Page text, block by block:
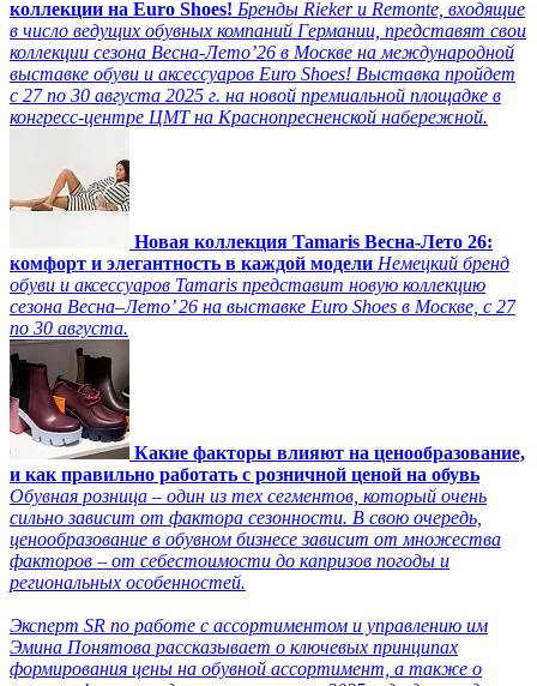
коллекции на Euro Shoes! Бренды Rieker и Remonte, входящие
в число ведущих обувных компаний Германии, представят свои
коллекции сезона Весна-Лето’26 в Москве на международной
выставке обуви и аксессуаров Euro Shoes! Выставка пройдет
c 27 по 30 августа 2025 г. на новой премиальной площадке в
конгресс-центре ЦМТ на Краснопресненской набережной.
Новая коллекция Tamaris Весна-Лето 26:
комфорт и элегантность в каждой модели Немецкий бренд
обуви и аксессуаров Tamaris представит новую коллекцию
сезона Весна–Лето’ 26 на выставке Euro Shoes в Москве, с 27
по 30 августа.
Какие факторы влияют на ценообразование,
и как правильно работать с розничной ценой на обувь
Обувная розница – один из тех сегментов, который очень
сильно зависит от фактора сезонности. В свою очередь,
ценообразование в обувном бизнесе зависит от множества
факторов – от себестоимости до капризов погоды и
региональных особенностей.
Эксперт SR по работе с ассортиментом и управлению им
Эмина Понятова рассказывает о ключевых принципах
формирования цены на обувной ассортимент, а также о